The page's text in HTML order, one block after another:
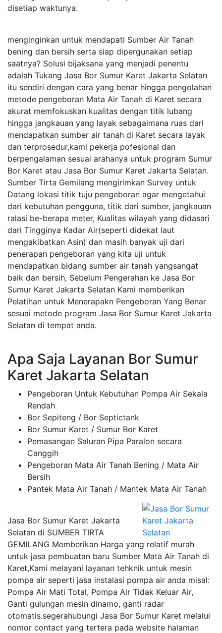
disetiap waktunya.
menginginkan untuk mendapati Sumber Air Tanah
bening dan bersih serta siap dipergunakan setiap
saatnya? Solusi bijaksana yang menjadi penentu
adalah Tukang Jasa Bor Sumur Karet Jakarta Selatan
itu sendiri dengan cara yang benar hingga pengolahan
metode pengeboran Mata Air Tanah di Karet secara
akurat memfokuskan kualitas dengan titik lubang
hingga jangkauan yang layak sebagaimana ruas dari
mendapatkan sumber air tanah di Karet secara layak
dan terprosedur,kami pekerja pofesional dan
berpengalaman sesuai arahanya untuk program Sumur
Bor Karet atau Jasa Bor Sumur Karet Jakarta Selatan.
Sumber Tirta Gemilang mengirimkan Survey untuk
Datang lokasi titik tuju pengeboran agar mengetahui
dari kebutuhan pengguna, titik dari sumber, jangkauan
ralasi be-berapa meter, Kualitas wilayah yang didasari
dari Tingginya Kadar Air(seperti didekat laut
mengakibatkan Asin) dan masih banyak uji dari
penerapan pengeboran yang kita uji untuk
mendapatkan bidang sumber air tanah yangsangat
baik dan bersih, Sebelum Pengerahan ke Jasa Bor
Sumur Karet Jakarta Selatan Kami memberikan
Pelatihan untuk Menerapakn Pengeboran Yang Benar
sesuai metode program Jasa Bor Sumur Karet Jakarta
Selatan di tempat anda.
Apa Saja Layanan Bor Sumur
Karet Jakarta Selatan
Pengeboran Untuk Kebutuhan Pompa Air Sekala
Rendah
Bor Sepiteng / Bor Septictank
Bor Sumur Karet / Sumur Bor Karet
Pemasangan Saluran Pipa Paralon secara
Canggih
Pengeboran Mata Air Tanah Bening / Mata Air
Bersih
Pantek Mata Air Tanah / Mantek Mata Air Tanah
Jasa Bor Sumur Karet Jakarta
Selatan di SUMBER TIRTA
GEMILANG Memberikan Harga yang relatif murah
untuk jasa pembuatan baru Sumber Mata Air Tanah di
Karet,Kami melayani layanan tehknik untuk mesin
pompa air seperti jasa instalasi pompa air anda misal:
Pompa Air Mati Total, Pompa Air Tidak Keluar Air,
Ganti gulungan mesin dinamo, ganti radar
otomatis.segerahubungi Jasa Bor Sumur Karet melalui
nomor contact yang tertera pada website halaman